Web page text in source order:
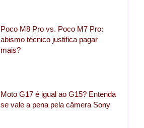
Poco M8 Pro vs. Poco M7 Pro:
abismo técnico justifica pagar
mais?
Moto G17 é igual ao G15? Entenda
se vale a pena pela câmera Sony